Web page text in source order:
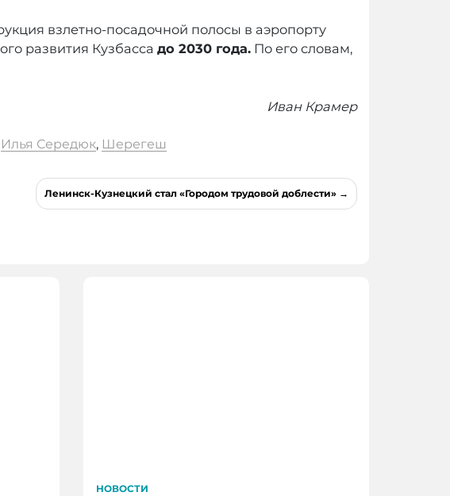
взлетно-посадочной полосы в аэропорту
развития Кузбасса до 2030 года. По его словам,
Иван Крамер
Илья Середюк, Шерегеш
Ленинск-Кузнецкий стал «Городом трудовой доблести»
НОВОСТИ